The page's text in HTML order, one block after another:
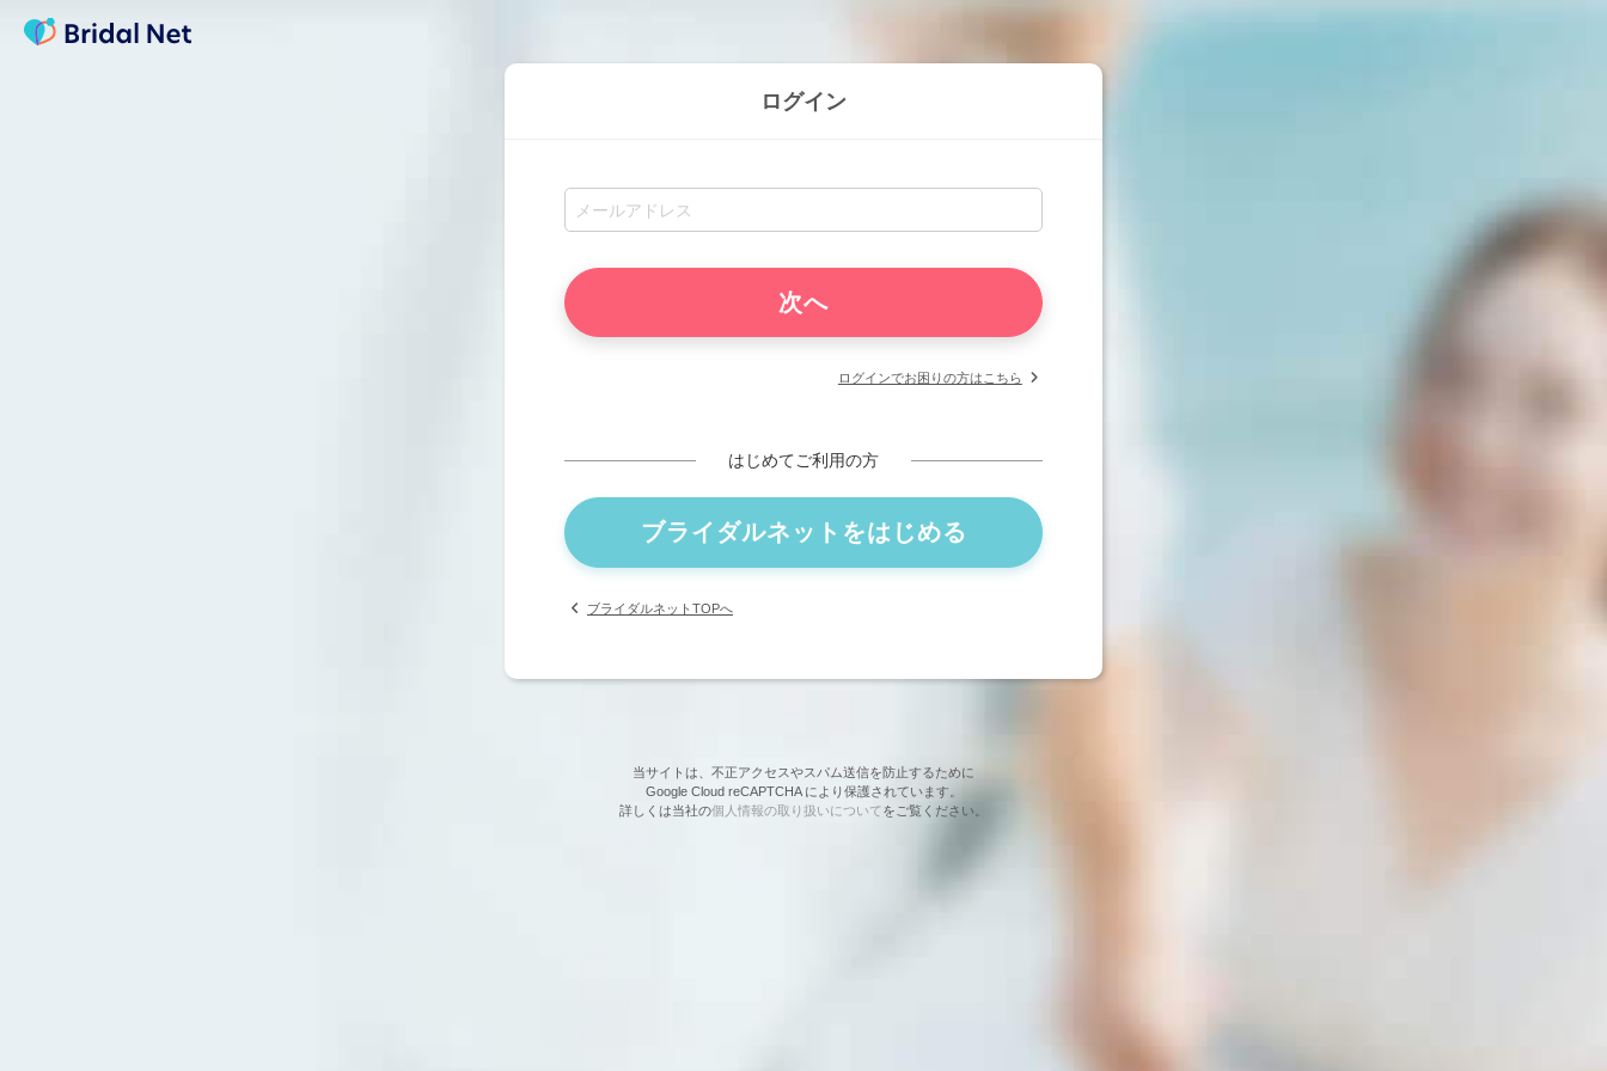
ログイン
ログインでお困りの方はこちら
はじめてご利用の方
ブライダルネットをはじめる
ブライダルネットTOPへ
当サイトは、不正アクセスやスパム送信を防止するために
Google Cloud reCAPTCHA により保護されています。
詳しくは当社の個人情報の取り扱いについてをご覧ください。